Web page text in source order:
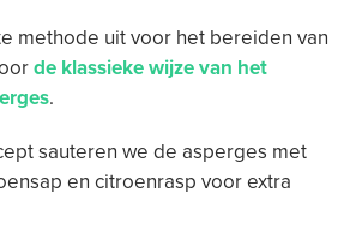
methode uit voor het bereiden van
de klassieke wijze van het
.
sauteren we de asperges met
en citroenrasp voor extra